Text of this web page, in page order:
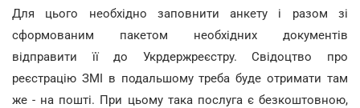
Для цього необхідно заповнити анкету і разом зі
сформованим пакетом необхідних документів
відправити її до Укрдержреєстру. Свідоцтво про
реєстрацію ЗМІ в подальшому треба буде отримати там
же - на пошті. При цьому така послуга є безкоштовною,